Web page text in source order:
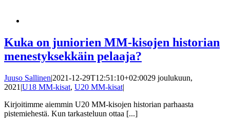
Kuka on juniorien MM-kisojen historian
menestyksekkäin pelaaja?
Juuso Sallinen|2021-12-29T12:51:10+02:0029 joulukuun,
2021 |U18 MM-kisat, U20 MM-kisat|
Kirjoitimme aiemmin U20 MM-kisojen historian parhaasta
pistemiehestä. Kun tarkasteluun ottaa [...]